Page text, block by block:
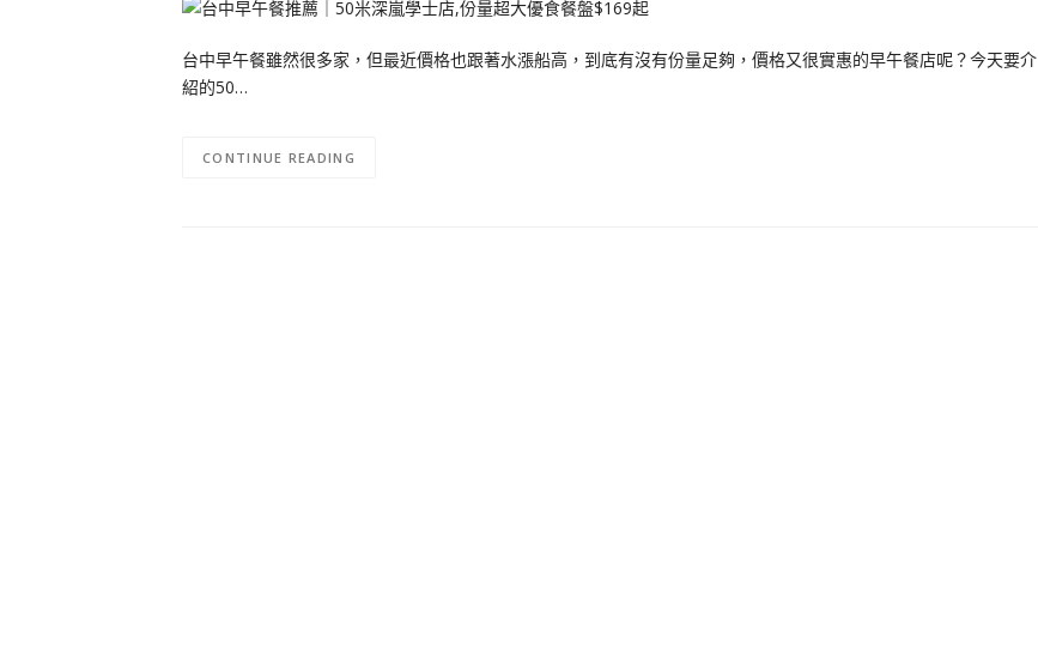
台中早午餐雖然很多家，但最近價格也跟著水漲船高，到底有沒有份量足夠，價格又很實惠的早午餐店呢？今天要介
紹的50…
CONTINUE READING